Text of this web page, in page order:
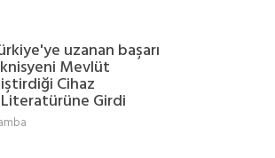
uzanan başarı
Mevlüt
Cihaz
Literatürüne Girdi